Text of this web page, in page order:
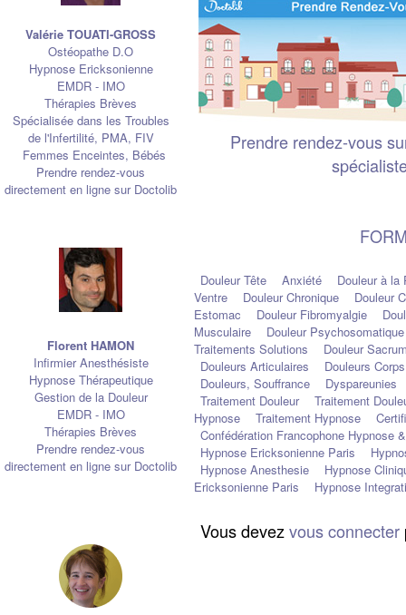
Valérie TOUATI-GROSS
Ostéopathe D.O
Hypnose Ericksonienne
EMDR - IMO
Thérapies Brèves
Spécialisée dans les Troubles
de l'Infertilité, PMA, FIV
Femmes Enceintes, Bébés
Prendre rendez-vous
directement en ligne sur Doctolib
Florent HAMON
Infirmier Anesthésiste
Hypnose Thérapeutique
Gestion de la Douleur
EMDR - IMO
Thérapies Brèves
Prendre rendez-vous
directement en ligne sur Doctolib
Prendre rendez-vous
Douleur Tête Anxiété
Douleur à la
Ventre
Douleur Chronique
Douleur
Estomac
Douleur Fibromyalgie
Musculaire
Douleur Psychosomatique
Traitements Solutions
Douleur
Douleurs Articulaires
Douleurs Corps
Douleurs, Souffrance
Dyspareunies
Traitement Douleur
Traitement
Hypnose
Traitement Hypnose
Confédération Francophone Hypnose
Hypnose Ericksonienne Paris
Hypnose Anesthesie
Hypnose
Ericksonienne Paris
Hypnose
Vous devez vous connecter